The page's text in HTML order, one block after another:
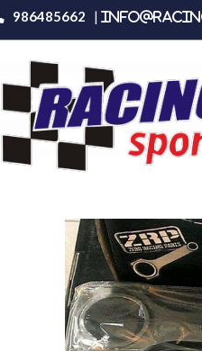
986485662 |
Productos Zrp Mini